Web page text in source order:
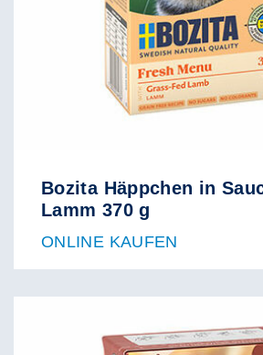
Bozita Häppchen in
Lamm 370 g
ONLINE KAUFEN